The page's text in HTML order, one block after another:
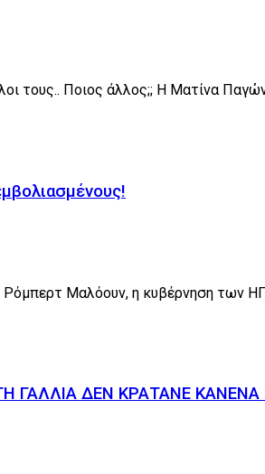
τους.. Ποιος άλλος;; Η Ματίνα
Μαλόουν, η κυβέρνηση των
ΔΕΝ ΚΡΑΤΑΝΕ ΚΑΝΕΝΑ